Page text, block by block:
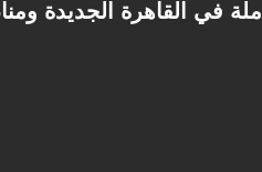
في القاهرة الجديدة